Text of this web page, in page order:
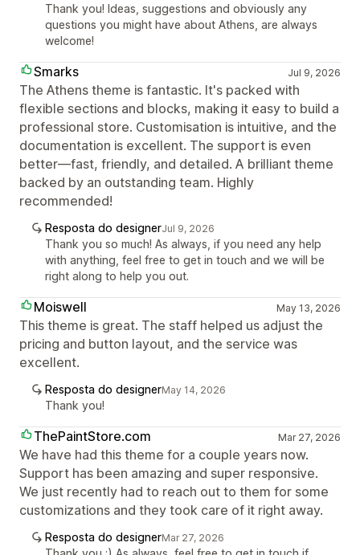
Thank you! Ideas, suggestions and obviously any
questions you might have about Athens, are always
welcome!
Smarks Jul 9, 2026
The Athens theme is fantastic. It's packed with
flexible sections and blocks, making it easy to build a
professional store. Customisation is intuitive, and the
documentation is excellent. The support is even
better—fast, friendly, and detailed. A brilliant theme
backed by an outstanding team. Highly
recommended!
Resposta do designerJul 9, 2026
Thank you so much! As always, if you need any help
with anything, feel free to get in touch and we will be
right along to help you out.
Moiswell May 13, 2026
This theme is great. The staff helped us adjust the
pricing and button layout, and the service was
excellent.
Resposta do designerMay 14, 2026
Thank you!
ThePaintStore.com Mar 27, 2026
We have had this theme for a couple years now.
Support has been amazing and super responsive.
We just recently had to reach out to them for some
customizations and they took care of it right away.
Resposta do designerMar 27, 2026